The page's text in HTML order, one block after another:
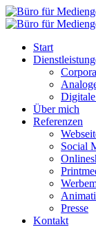
Start
Über mich
Referenzen
Social
Presse
Kontakt